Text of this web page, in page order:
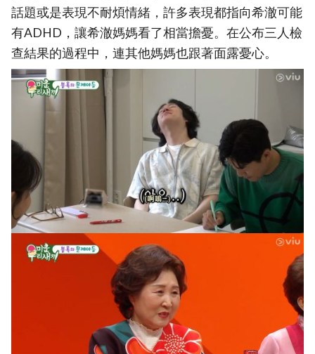
話題或是表現不耐煩情緒，許多表現都指向希澈可能
有ADHD，讓希澈媽媽看了相當擔憂。在公布三人檢
查結果的過程中，連其他媽媽也跟著面露憂心。